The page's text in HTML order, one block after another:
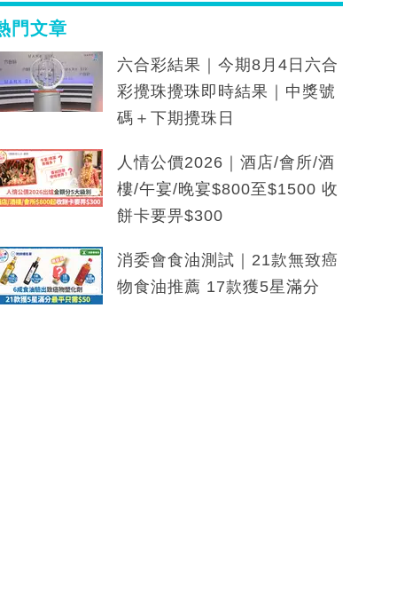
門文章
六合彩結果｜今期8月4日六合
彩攪珠攪珠即時結果｜中獎號
碼＋下期攪珠日
人情公價2026｜酒店/會所/酒
樓/午宴/晚宴$800至$1500 收
餅卡要畀$300
消委會食油測試｜21款無致癌
物食油推薦 17款獲5星滿分